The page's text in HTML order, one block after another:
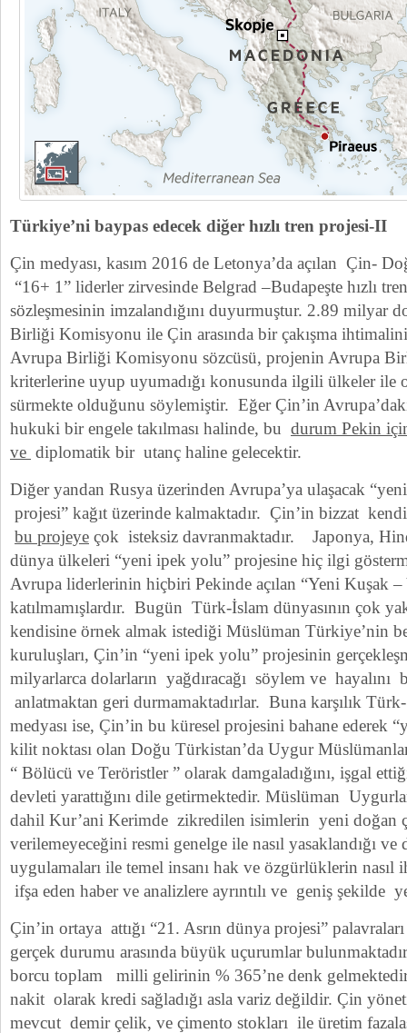
Türkiye’ni baypas edecek diğer hızlı tren projesi-II
Çin medyası, kasım 2016 de Letonya’da açılan Çin-
“16+ 1” liderler zirvesinde Belgrad –Budapeşte hızlı
sözleşmesinin imzalandığını duyurmuştur. 2.89 milyar
Birliği Komisyonu ile Çin arasında bir çakışma
Avrupa Birliği Komisyonu sözcüsü, projenin Avrupa
kriterlerine uyup uyumadığı konusunda ilgili ülkeler ile
sürmekte olduğunu söylemiştir. Eğer Çin’in
hukuki bir engele takılması halinde, bu durum Pekin
ve diplomatik bir utanç haline gelecektir.
Diğer yandan Rusya üzerinden Avrupa’ya ulaşacak
projesi” kağıt üzerinde kalmaktadır. Çin’in bizzat
bu projeye çok isteksiz davranmaktadır. Japonya,
dünya ülkeleri “yeni ipek yolu” projesine hiç ilgi
Avrupa liderlerinin hiçbiri Pekinde açılan “Yeni Kuşak
katılmamışlardır. Bugün Türk-İslam dünyasının çok
kendisine örnek almak istediği Müslüman Türkiye’nin
kuruluşları, Çin’in “yeni ipek yolu” projesinin
milyarlarca dolarların yağdıracağı söylem ve hayalını
anlatmaktan geri durmamaktadırlar. Buna karşılık
medyası ise, Çin’in bu küresel projesini bahane ederek
kilit noktası olan Doğu Türkistan’da Uygur
“ Bölücü ve Teröristler ” olarak damgaladığını, işgal
devleti yarattığını dile getirmektedir. Müslüman
dahil Kur’ani Kerimde zikredilen isimlerin yeni doğan
verilemeyeceğini resmi genelge ile nasıl yasaklandığı ve
uygulamaları ile temel insanı hak ve özgürlüklerin
ifşa eden haber ve analizlere ayrıntılı ve geniş şekilde
Çin’in ortaya attığı “21. Asrın dünya projesi”
gerçek durumu arasında büyük uçurumlar
borcu toplam milli gelirinin % 365’ne denk
nakit olarak kredi sağladığı asla variz değildir. Çin
mevcut demir çelik, ve çimento stokları ile üretim